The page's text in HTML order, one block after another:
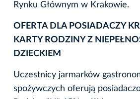
Rynku Głównym w Krakowie.
OFERTA DLA POSIADACZY
KARTY RODZINY Z
DZIECKIEM
Uczestnicy jarmarków
spożywczych oferują